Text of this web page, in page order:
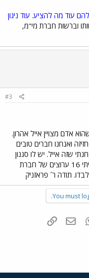
עוד מה להציע. עוד ניגון
וברשות חברת מי"מ,
#3
אדם מצויין אייל אהרון.
ואנחנו חברים טובים
שזה אייל. יש לו סגנון
נגינה מרתק ומיוחד. לאייל יש אולפן ביתי 16 ערוצים של חברת
תודה ר´ פראזניק
You must
WhatsAppדואר אלקטרוני